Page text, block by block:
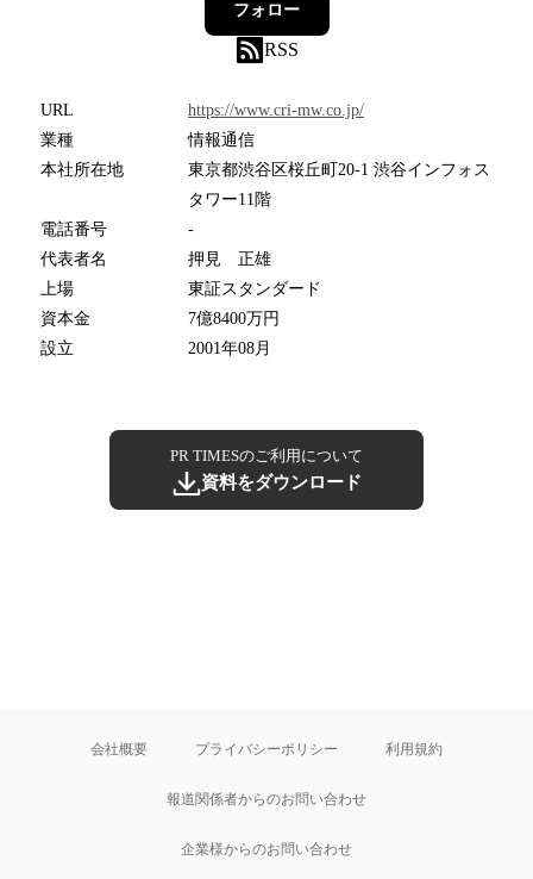
フォロー
RSS
URL
https://www.cri-mw.co.jp/
業種
情報通信
本社所在地
東京都渋谷区桜丘町20-1 渋谷インフォス
タワー11階
電話番号
-
代表者名
押見 正雄
上場
東証スタンダード
資本金
7億8400万円
設立
2001年08月
PR TIMESのご利用について
資料をダウンロード
会社概要 プライバシーポリシー 利用規約
報道関係者からのお問い合わせ
企業様からのお問い合わせ